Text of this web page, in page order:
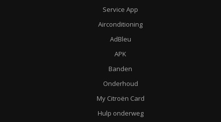
Service App
Airconditioning
AdBleu
APK
Banden
Onderhoud
My Citroën Card
Hulp onderweg